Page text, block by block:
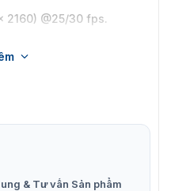
2160) @25/30 fps.
BLC, hình mờ kỹ thuật
giám sát khác nhau.
& Tư vấn Sản phẩm